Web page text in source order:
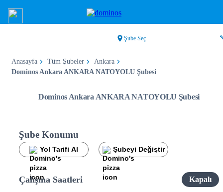
Şube Seç
Anasayfa Tüm Şubeler
Ankara
Dominos Ankara ANKARA NATOYOLU Şubesi
Dominos Ankara ANKARA NATOYOLU Şubesi
Şube Konumu
Yol Tarifi Al Şubeyi Değiştir
Çalışma Saatleri Kapalı